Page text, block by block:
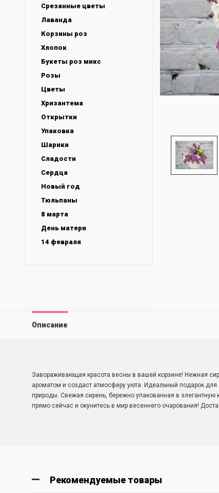
Срезанные цветы
Лаванда
Корзины роз
Хлопок
Букеты роз микс
Розы
Цветы
Хризантема
Открытки
Упаковка
Шарики
Сладости
Сердца
Новый год
Тюльпаны
8 марта
День матери
14 февраля
Описание
Завораживающая красота весны в вашей корзине! Нежная
ароматом и создаст атмосферу уюта. Идеальный подарок
природы. Свежая сирень, бережно упакованная в элегантную
прямо сейчас и окунитесь в мир весеннего очарования!
Рекомендуемые товары